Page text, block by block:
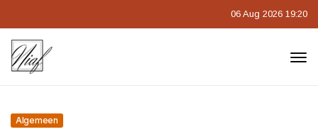
06 Aug 2026 19:20
Algemeen